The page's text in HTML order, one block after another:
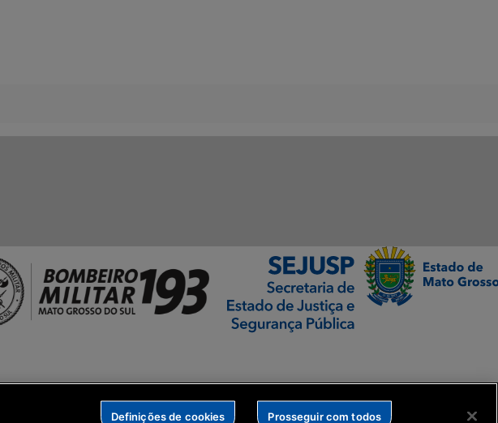
Definições de cookies Prosseguir com todos